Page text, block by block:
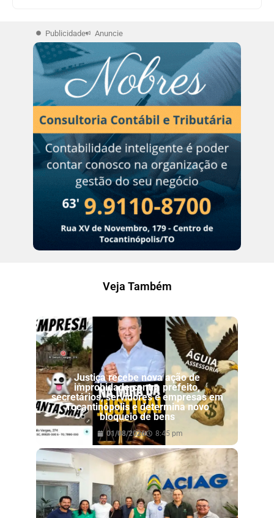
Publicidade Anuncie
Veja Também
Justiça recebe nova ação de
improbidade contra prefeito,
secretários, servidores e empresas em
Tocantinópolis e determina novo
bloqueio de bens
01/08/2026 8:45 pm